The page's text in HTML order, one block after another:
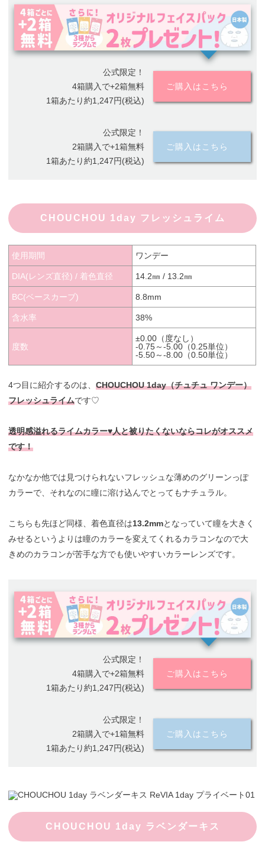
公式限定！
4箱購入で+2箱無料
1箱あたり約1,247円(税込)
ご購入はこちら
公式限定！
2箱購入で+1箱無料
1箱あたり約1,247円(税込)
ご購入はこちら
CHOUCHOU 1day フレッシュライム
使用期間 ワンデー
DIA(レンズ直径) / 着色直径 14.2㎜ / 13.2㎜
BC(ベースカーブ) 8.8mm
含水率 38%
度数
±0.00（度なし）
-0.75～-5.00（0.25単位）
-5.50～-8.00（0.50単位）
4つ目に紹介するのは、CHOUCHOU 1day（チュチュ ワンデー）
フレッシュライムです♡
透明感溢れるライムカラー♥人と被りたくないならコレがオススメ
です！
なかなか他では見つけられないフレッシュな薄めのグリーンっぽ
カラーで、それなのに瞳に溶け込んでとってもナチュラル。
こちらも先ほど同様、着色直径は13.2mmとなっていて瞳を大きく
みせるというよりは瞳のカラーを変えてくれるカラコンなので大
きめのカラコンが苦手な方でも使いやすいカラーレンズです。
公式限定！
4箱購入で+2箱無料
1箱あたり約1,247円(税込)
ご購入はこちら
公式限定！
2箱購入で+1箱無料
1箱あたり約1,247円(税込)
ご購入はこちら
CHOUCHOU 1day ラベンダーキス